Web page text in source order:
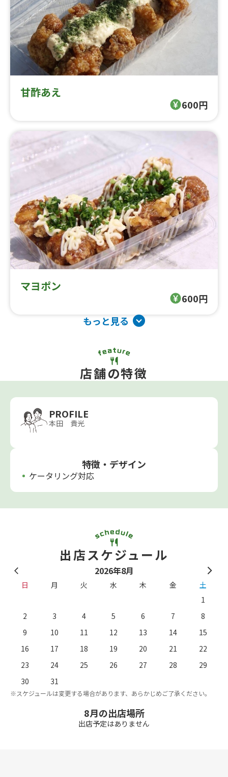
甘酢あえ
600円
マヨポン
600円
もっと見る
店舗の特徴
PROFILE
本田 貴光
特徴・デザイン
ケータリング対応
出店スケジュール
2026年8月
日 月 火 水 木 金
土
1
2
3 4 5 6 7
8
9
10 11 12 13 14
15
16
17 18 19 20 21
22
23
24 25 26 27 28
29
30
31
※スケジュールは変更する場合があります、あらかじめご了承ください。
8月の出店場所
出店予定はありません